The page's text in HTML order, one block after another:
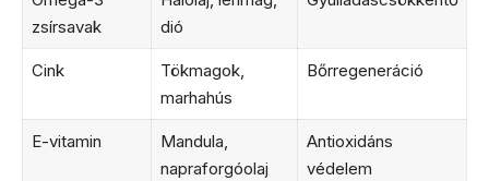
zsírsavak
dió
Cink
Tökmagok,
marhahús
Bőrregeneráció
E-vitamin
Mandula,
napraforgóolaj
Antioxidáns
védelem